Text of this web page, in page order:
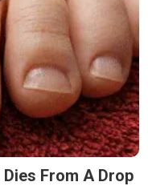
From A Drop